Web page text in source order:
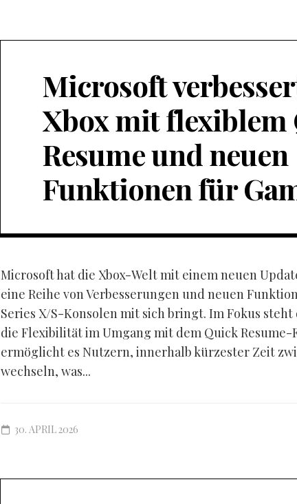
Microsoft
Xbox mit flexiblem
Resume und neuen
Funktionen für
Microsoft hat die Xbox-Welt mit einem neuen
eine Reihe von Verbesserungen und neuen
Series X/S-Konsolen mit sich bringt. Im Fokus steht
die Flexibilität im Umgang mit dem Quick Resume-
ermöglicht es Nutzern, innerhalb kürzester Zeit
wechseln, was...
30. APRIL 2026